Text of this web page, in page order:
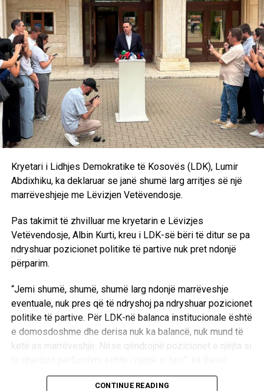
presidentit, kjo është një formulë tashmë e sprovuar dhe
me metoda të njëjta nuk mund të kemi rezultate të tjera.
Andaj kjo do të shpjerë të pashmangshëm drejt
shpërndarjes së Kuvendit. Marrëveshjen politike nuk e
kemi ende. Pritjet janë të ndryshme, qëndrimet nuk
përputhen dhe është bindja ime që ka një dallim drastik
midis rezultatit zgjedhor dhe kërkesave të Lidhjes
Demokratike të Kosovës”, deklaroi Kurti pas takimit me
Abdixhikun. /Ekonomia Online/
Kryetari i Lidhjes Demokratike të Kosovës (LDK), Lumir
Abdixhiku, ka deklaruar se janë shumë larg arritjes së një
marrëveshjeje me Lëvizjen Vetëvendosje.
Pas takimit të zhvilluar me kryetarin e Lëvizjes
Vetëvendosje, Albin Kurti, kreu i LDK-së bëri të ditur se pa
ndryshuar pozicionet politike të partive nuk pret ndonjë
përparim.
“Jemi shumë, shumë, shumë larg ndonjë marrëveshje
eventuale, nuk pres që të ndryshoj pa ndryshuar pozicionet
politike të partive. Për LDK-në balanca institucionale është
e domosdoshme dhe derisa nuk ka balancë, nuk mund të
ketë as marrëveshje. Nëse qëndrojnë pozicionet e njëjta si
Abdixhiku.
CONTINUE READING